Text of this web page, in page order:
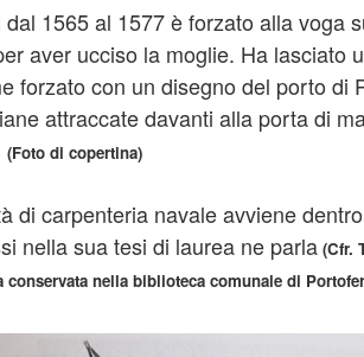
1565 al 1577 è forzato alla voga
aver ucciso la moglie. Ha lasciato
forzato con un disegno del porto di
attraccate davanti alla porta di
(Foto di copertina)
di carpenteria navale avviene
nella sua tesi di laurea ne parla (Cfr.
conservata nella biblioteca comunale di